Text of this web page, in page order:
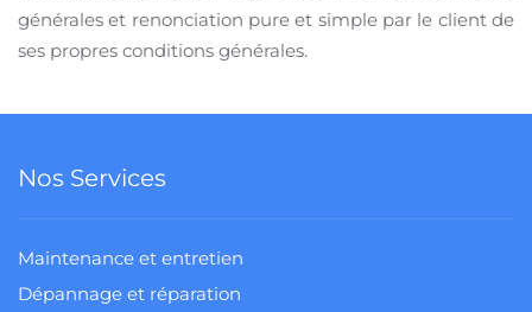
générales et renonciation pure et simple par le client de
ses propres conditions générales.
Nos Services
Maintenance et entretien
Dépannage et réparation